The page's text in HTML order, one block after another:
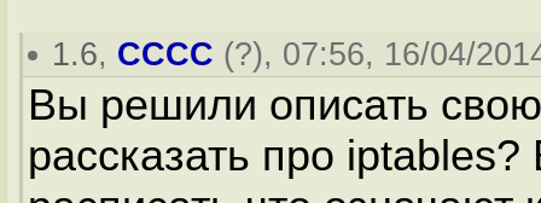
1.6, CCCC (?), 07:56, 16/04/
Вы решили описать
рассказать про